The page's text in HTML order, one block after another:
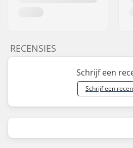
RECENSIES
Schrijf een
Schrijf een